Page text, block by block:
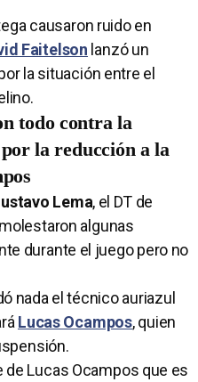
causaron ruido en
Faitelson lanzó un
la situación entre el
todo contra la
la reducción a la
Lema, el DT de
algunas
durante el juego pero no
nada el técnico auriazul
Lucas Ocampos, quien
de Lucas Ocampos que es